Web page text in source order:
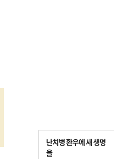
난치병 환우에 새 생명
을